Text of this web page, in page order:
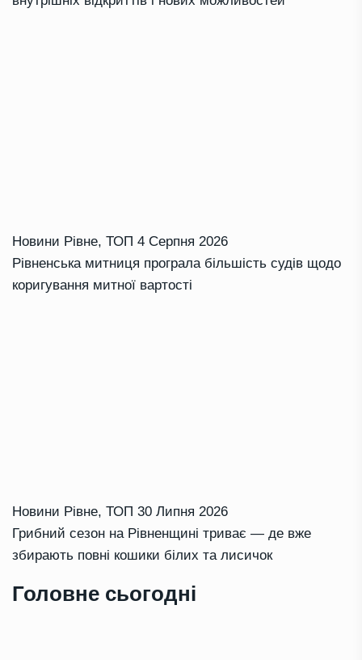
Новини Рівне, ТОП 4 Серпня 2026
Рівненська митниця програла більшість судів щодо
коригування митної вартості
Новини Рівне, ТОП 30 Липня 2026
Грибний сезон на Рівненщині триває — де вже
збирають повні кошики білих та лисичок
Головне сьогодні